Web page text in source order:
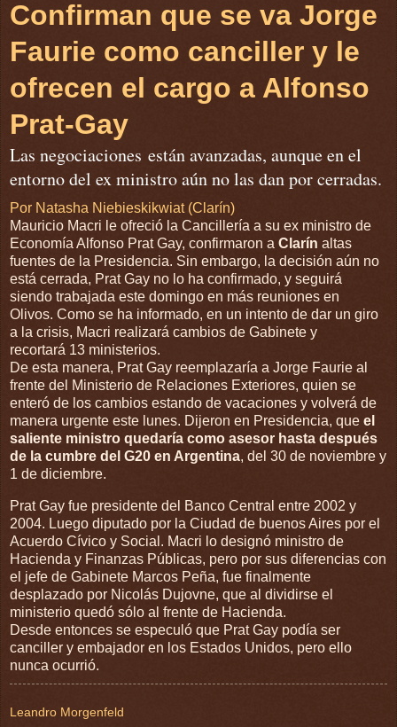
Confirman que se va Jorge
Faurie como canciller y le
ofrecen el cargo a Alfonso
Prat-Gay
Las negociaciones están avanzadas, aunque en el
entorno del ex ministro aún no las dan por cerradas.
Por Natasha Niebieskikwiat (Clarín)
Mauricio Macri le ofreció la Cancillería a su ex ministro de
Economía Alfonso Prat Gay, confirmaron a Clarín altas
fuentes de la Presidencia. Sin embargo, la decisión aún no
está cerrada, Prat Gay no lo ha confirmado, y seguirá
siendo trabajada este domingo en más reuniones en
Olivos. Como se ha informado, en un intento de dar un giro
a la crisis, Macri realizará cambios de Gabinete y
recortará 13 ministerios.
De esta manera, Prat Gay reemplazaría a Jorge Faurie al
frente del Ministerio de Relaciones Exteriores, quien se
enteró de los cambios estando de vacaciones y volverá de
manera urgente este lunes. Dijeron en Presidencia, que el
saliente ministro quedaría como asesor hasta después
de la cumbre del G20 en Argentina, del 30 de noviembre y
1 de diciembre.
Prat Gay fue presidente del Banco Central entre 2002 y
2004. Luego diputado por la Ciudad de buenos Aires por el
Acuerdo Cívico y Social. Macri lo designó ministro de
Hacienda y Finanzas Públicas, pero por sus diferencias con
el jefe de Gabinete Marcos Peña, fue finalmente
desplazado por Nicolás Dujovne, que al dividirse el
ministerio quedó sólo al frente de Hacienda.
Desde entonces se especuló que Prat Gay podía ser
canciller y embajador en los Estados Unidos, pero ello
nunca ocurrió.
Leandro Morgenfeld